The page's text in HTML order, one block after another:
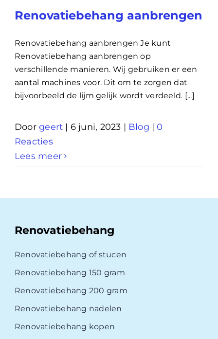
Renovatiebehang aanbrengen
Renovatiebehang aanbrengen Je kunt
Renovatiebehang aanbrengen op
verschillende manieren. Wij gebruiken er een
aantal machines voor. Dit om te zorgen dat
bijvoorbeeld de lijm gelijk wordt verdeeld. [...]
Doorgeert | 6 juni, 2023 | Blog | 0
Reacties
Lees meer
Renovatiebehang
Renovatiebehang of stucen
Renovatiebehang 150 gram
Renovatiebehang 200 gram
Renovatiebehang nadelen
Renovatiebehang kopen